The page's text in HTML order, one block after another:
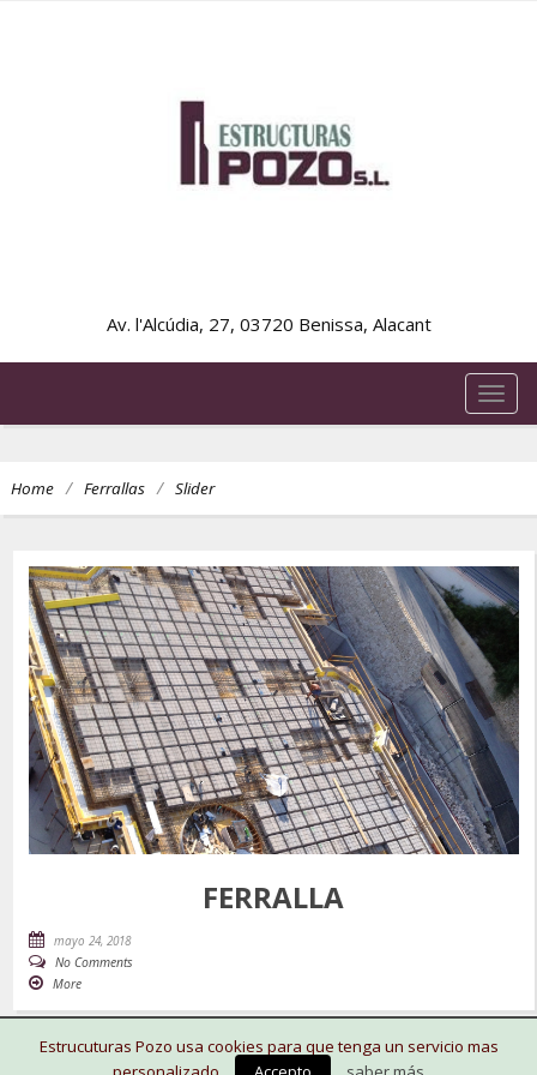
Av. l'Alcúdia, 27, 03720 Benissa, Alacant
Home / Ferrallas / Slider
FERRALLA
mayo 24, 2018
No Comments
More
Estrucuturas Pozo usa cookies para que tenga un servicio mas